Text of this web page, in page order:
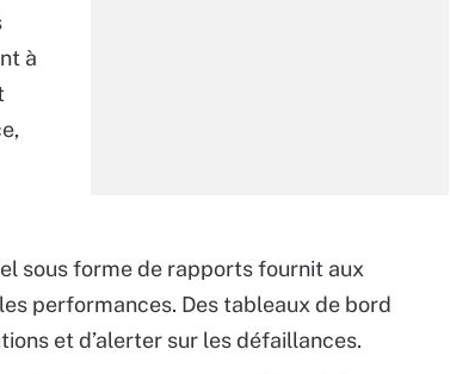
à
sous forme de rapports fournit aux
performances. Des tableaux de bord
et d’alerter sur les défaillances.